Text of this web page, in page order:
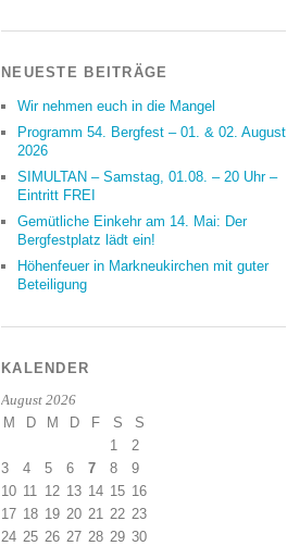
NEUESTE BEITRÄGE
Wir nehmen euch in die Mangel
Programm 54. Bergfest – 01. & 02. August
2026
SIMULTAN – Samstag, 01.08. – 20 Uhr –
Eintritt FREI
Gemütliche Einkehr am 14. Mai: Der
Bergfestplatz lädt ein!
Höhenfeuer in Markneukirchen mit guter
Beteiligung
KALENDER
August 2026
M D M D F S
S
1
2
3
4 5 6 7 8
9
10 11 12 13 14 15 16
17 18 19 20 21 22 23
24 25 26 27 28 29 30